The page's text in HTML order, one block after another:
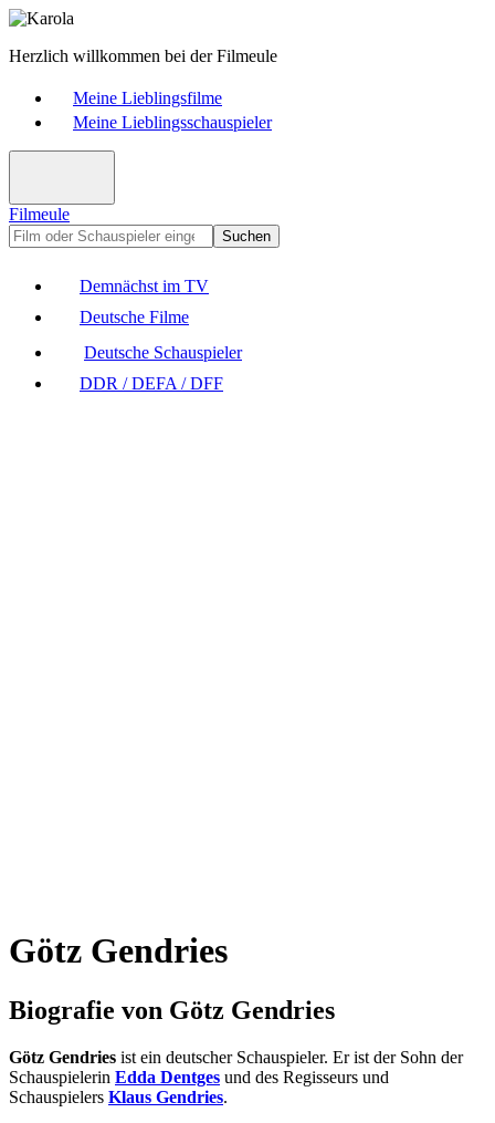
Herzlich willkommen bei der Filmeule
Meine Lieblingsfilme
Meine Lieblingsschauspieler
Filmeule
Suchen
Demnächst im TV
Deutsche Filme
Deutsche Schauspieler
DDR / DEFA / DFF
Götz Gendries
Biografie von Götz Gendries
Götz Gendries ist ein deutscher Schauspieler. Er ist der Sohn der
Schauspielerin Edda Dentges und des Regisseurs und
Schauspielers Klaus Gendries.